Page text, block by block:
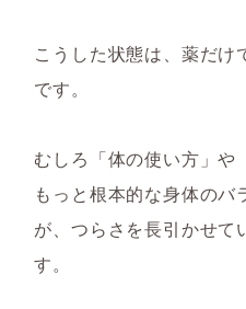
こうした状態は、薬だけ
です。
むしろ「体の使い方」や
もっと根本的な身体のバ
が、つらさを長引かせて
す。